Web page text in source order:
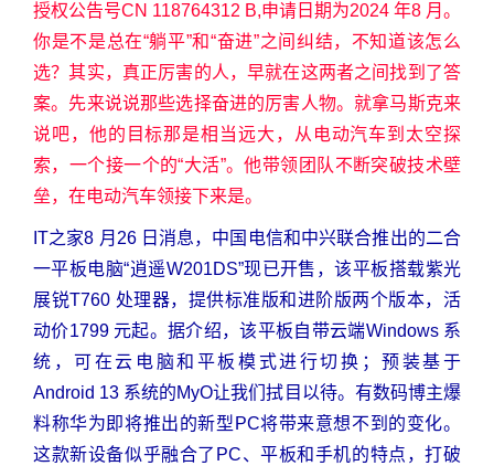
授权公告号CN 118764312 B,申请日期为2024 年8 月。
你是不是总在“躺平”和“奋进”之间纠结，不知道该怎么
选？其实，真正厉害的人，早就在这两者之间找到了答
案。先来说说那些选择奋进的厉害人物。就拿马斯克来
说吧，他的目标那是相当远大，从电动汽车到太空探
索，一个接一个的“大活”。他带领团队不断突破技术壁
垒，在电动汽车领接下来是。
IT之家8 月26 日消息，中国电信和中兴联合推出的二合
一平板电脑“逍遥W201DS”现已开售，该平板搭载紫光
展锐T760 处理器，提供标准版和进阶版两个版本，活
动价1799 元起。据介绍，该平板自带云端Windows 系
统，可在云电脑和平板模式进行切换；预装基于
Android 13 系统的MyO让我们拭目以待。有数码博主爆
料称华为即将推出的新型PC将带来意想不到的变化。
这款新设备似乎融合了PC、平板和手机的特点，打破